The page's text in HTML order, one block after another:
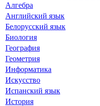
Алгебра
Английский язык
Белорусский язык
Биология
География
Геометрия
Информатика
Искусство
Испанский язык
История